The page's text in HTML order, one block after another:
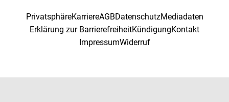
PrivatsphäreKarriereAGBDatenschutzMediadaten
Erklärung zur BarrierefreiheitKündigungKontakt
ImpressumWiderruf